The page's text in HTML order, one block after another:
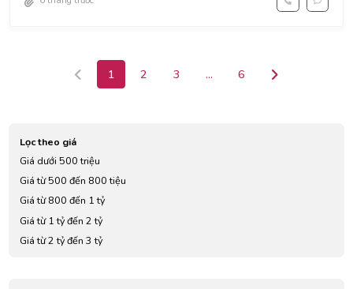
1 2 3 ... 6
Lọc theo giá
Giá dưới 500 triệu
Giá từ 500 đến 800 tiệu
Giá từ 800 đến 1 tỷ
Giá từ 1 tỷ đến 2 tỷ
Giá từ 2 tỷ đến 3 tỷ